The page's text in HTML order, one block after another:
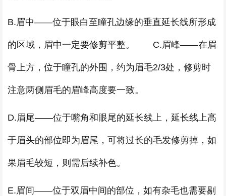
B.眉中——位于眼白至瞳孔边缘的垂直延长线所形成
的区域，眉中一定要修剪平整。 C.眉峰——在眉
骨上方，位于瞳孔的外围，约为眉毛2/3处，修剪时
注意两侧眉毛的眉峰高度要一致。
D.眉尾——位于嘴角和眼尾的延长线上，延长线上高
于眉头的部位即为眉尾，可将过长的毛发修剪掉，如
果眉毛较短，则需后续补色。
E.眉间——位于双眉中间的部位，如有杂毛也需要剔